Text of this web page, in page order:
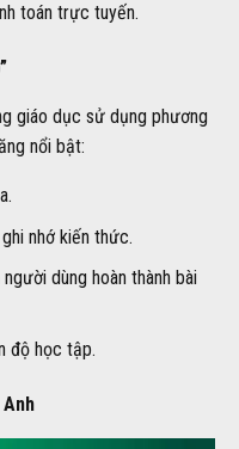
toán trực tuyến.
giáo dục sử dụng phương
nổi bật:
nhớ kiến thức.
dùng hoàn thành bài
độ học tập.